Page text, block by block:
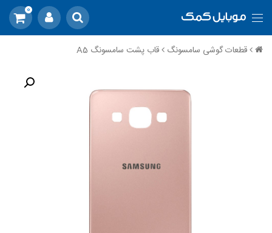
0
قطعات گوشی سامسونگ قاب پشت سامسونگ A5